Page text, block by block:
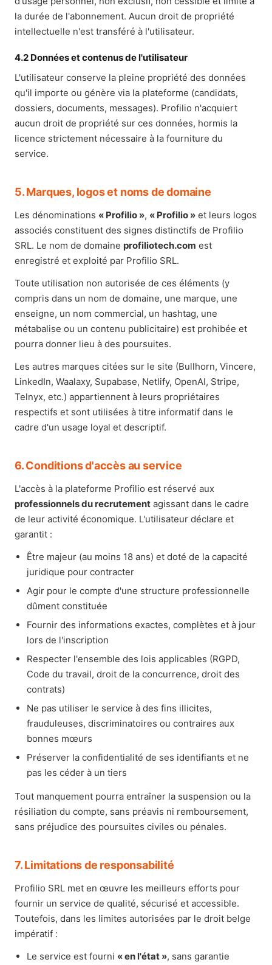
la durée de l'abonnement. Aucun droit de propriété
intellectuelle n'est transféré à l'utilisateur.
4.2 Données et contenus de l'utilisateur
L'utilisateur conserve la pleine propriété des données
qu'il importe ou génère via la plateforme (candidats,
dossiers, documents, messages). Profilio n'acquiert
aucun droit de propriété sur ces données, hormis la
licence strictement nécessaire à la fourniture du
service.
5. Marques, logos et noms de domaine
Les dénominations « Profilio », « Profilio » et leurs logos
associés constituent des signes distinctifs de Profilio
SRL. Le nom de domaine profiliotech.com est
enregistré et exploité par Profilio SRL.
Toute utilisation non autorisée de ces éléments (y
compris dans un nom de domaine, une marque, une
enseigne, un nom commercial, un hashtag, une
métabalise ou un contenu publicitaire) est prohibée et
pourra donner lieu à des poursuites.
Les autres marques citées sur le site (Bullhorn, Vincere,
LinkedIn, Waalaxy, Supabase, Netlify, OpenAI, Stripe,
Telnyx, etc.) appartiennent à leurs propriétaires
respectifs et sont utilisées à titre informatif dans le
cadre d'un usage loyal et descriptif.
6. Conditions d'accès au service
L'accès à la plateforme Profilio est réservé aux
professionnels du recrutement agissant dans le cadre
de leur activité économique. L'utilisateur déclare et
garantit :
Être majeur (au moins 18 ans) et doté de la capacité
juridique pour contracter
Agir pour le compte d'une structure professionnelle
dûment constituée
Fournir des informations exactes, complètes et à jour
lors de l'inscription
Respecter l'ensemble des lois applicables (RGPD,
Code du travail, droit de la concurrence, droit des
contrats)
Ne pas utiliser le service à des fins illicites,
frauduleuses, discriminatoires ou contraires aux
bonnes mœurs
Préserver la confidentialité de ses identifiants et ne
pas les céder à un tiers
Tout manquement pourra entraîner la suspension ou la
résiliation du compte, sans préavis ni remboursement,
sans préjudice des poursuites civiles ou pénales.
7. Limitations de responsabilité
Profilio SRL met en œuvre les meilleurs efforts pour
fournir un service de qualité, sécurisé et accessible.
Toutefois, dans les limites autorisées par le droit belge
impératif :
Le service est fourni « en l'état », sans garantie